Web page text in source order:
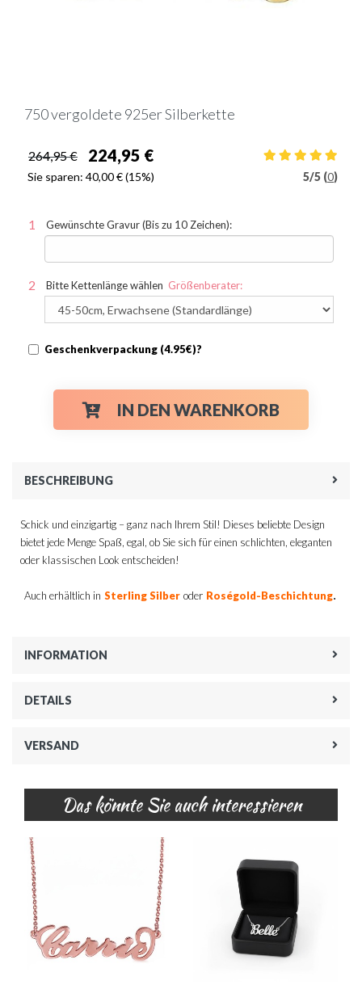
750 vergoldete 925er Silberkette
264,95 € 224,95 €
Sie sparen: 40,00 €(15%) 5/5 (0)
Gewünschte Gravur (Bis zu 10 Zeichen):
Bitte Kettenlänge wählen Größenberater:
Geschenkverpackung (4.95€)?
IN DEN WARENKORB
BESCHREIBUNG
Schick und einzigartig – ganz nach Ihrem Stil! Dieses beliebte Design
bietet jede Menge Spaß, egal, ob Sie sich für einen schlichten, eleganten
oder klassischen Look entscheiden!
Auch erhältlich in Sterling Silber oder Roségold-Beschichtung.
INFORMATION
DETAILS
VERSAND
Das könnte Sie auch interessieren